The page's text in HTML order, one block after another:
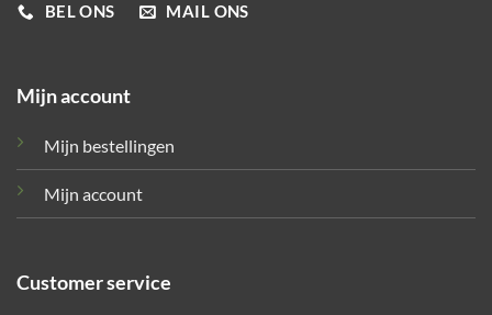
BEL ONS MAIL ONS
Mijn account
Mijn bestellingen
Mijn account
Customer service